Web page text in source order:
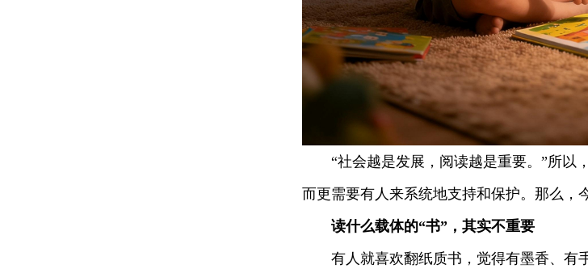
“社会越是发展，阅读越是重要。”所以
而更需要有人来系统地支持和保护。那么，
读什么载体的“书”，其实不重要
有人就喜欢翻纸质书，觉得有墨香、有